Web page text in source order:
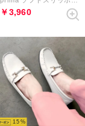
￥3,960
15